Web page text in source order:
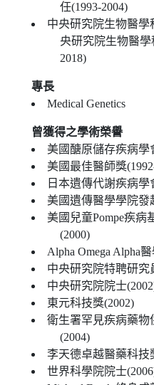
任(1993-2004)
中央研究院生物醫學
央研究院生物醫
2018)
專長
Medical Genetics
曾獲得之學術榮譽
美國醣原儲存疾病學
美國最佳醫師獎
日本遺傳代謝疾病學
美國遺傳醫學學院發
美國兒童Pompe疾病
(2000)
Alpha Omega Alpha
中央研究院特聘研究
中央研究院院士
東元科技獎(2002)
衛生署罕見疾病藥物
(2004)
李天德卓越醫藥科技
世界科學院院士